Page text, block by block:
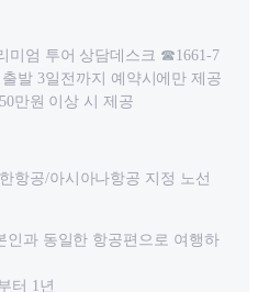
미엄 투어 상담데스크 ☎1661-7
발 3일전까지 예약시에만 제공
만원 이상 시 제공
항공/아시아나항공 지정 노선
인과 동일한 항공편으로 여행하
터 1년